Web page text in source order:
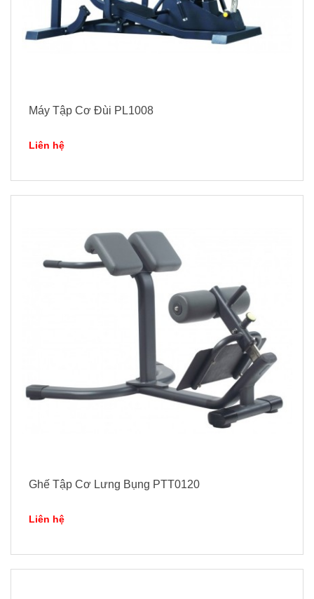
Máy Tập Cơ Đùi PL1008
Liên hệ
Ghế Tập Cơ Lưng Bụng PTT0120
Liên hệ